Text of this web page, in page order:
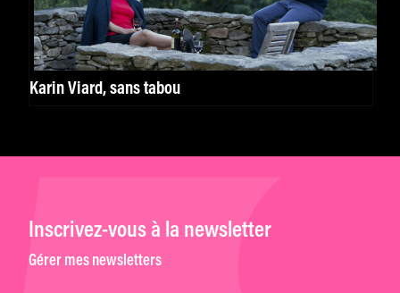
Karin Viard, sans tabou
Inscrivez-vous à la newsletter
Gérer mes newsletters